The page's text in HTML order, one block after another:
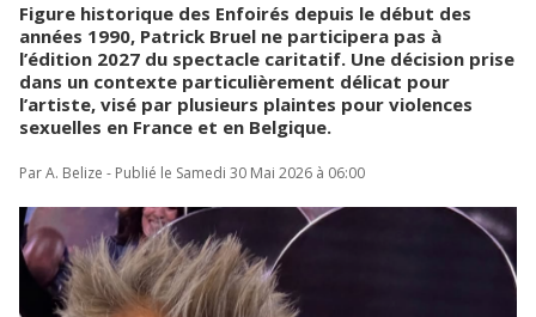
Figure historique des Enfoirés depuis le début des
années 1990, Patrick Bruel ne participera pas à
l’édition 2027 du spectacle caritatif. Une décision prise
dans un contexte particulièrement délicat pour
l’artiste, visé par plusieurs plaintes pour violences
sexuelles en France et en Belgique.
Par A. Belize - Publié le Samedi 30 Mai 2026 à 06:00